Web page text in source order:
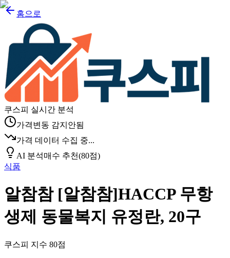
홈으로
쿠스피 실시간 분석
가격변동 감지안됨
가격 데이터 수집 중...
AI 분석매수 추천(80점)
식품
알참참 [알참참]HACCP 무항
생제 동물복지 유정란, 20구
쿠스피 지수 80점